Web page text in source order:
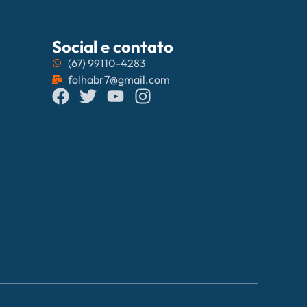
Social e contato
(67) 99110-4283
folhabr7@gmail.com